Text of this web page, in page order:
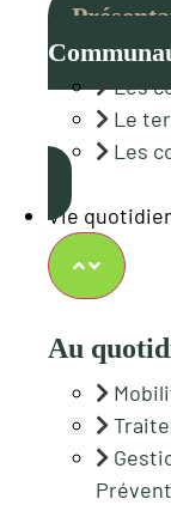
Les
Le
Les
Vie
Au